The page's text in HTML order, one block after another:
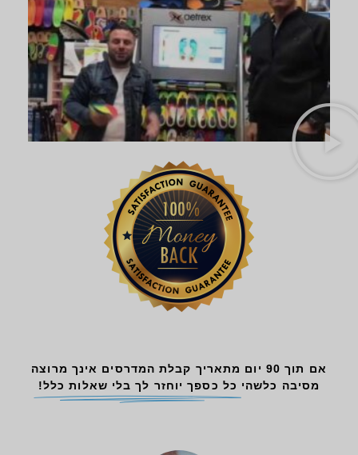
אם תוך 90 יום מתאריך קבלת המדרסים אינך מרוצה
מסיבה כלשהי כל כספך יוחזר לך בלי שאלות כלל!